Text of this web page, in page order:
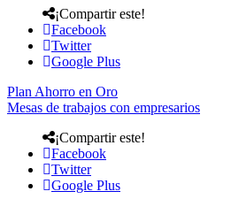
¡Compartir este!
Facebook
Twitter
Google Plus
Plan Ahorro en Oro
Mesas de trabajos con empresarios
¡Compartir este!
Facebook
Twitter
Google Plus